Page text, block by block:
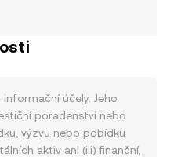
účely. Jeho
poradenství nebo
výzvu nebo pobídku
aktiv ani (iii) finanční,